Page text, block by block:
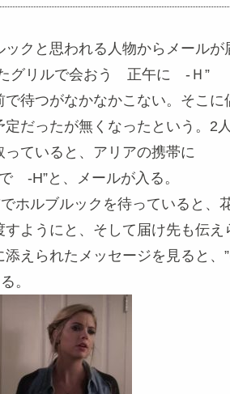
クと思われる人物からメールが
グリルで会おう 正午に -Ｈ”
で待つがなかなかこない。そこ
定だったが無くなったという。2
っていると、アリアの携帯に
-H”と、メールが入る。
でホルブルックを待っていると
すようにと、そして届け先も伝
添えられたメッセージを見ると
。